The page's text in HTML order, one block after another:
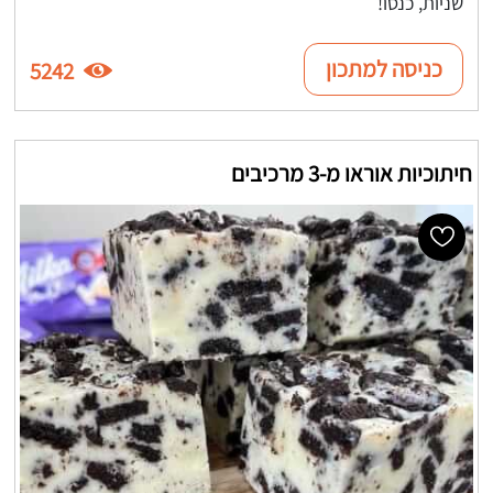
כניסה למתכון 5242
חיתוכיות אוראו מ-3 מרכיבים